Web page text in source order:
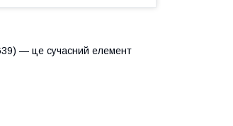
— це сучасний елемент